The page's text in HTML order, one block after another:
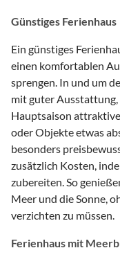
Günstiges Ferienhaus
Ein günstiges
einen komfortablen
sprengen. In und um
mit guter
Hauptsaison
oder Objekte etwas
besonders
zusätzlich Kosten,
zubereiten. So
Meer und die Sonne,
verzichten zu müssen.
Ferienhaus mit